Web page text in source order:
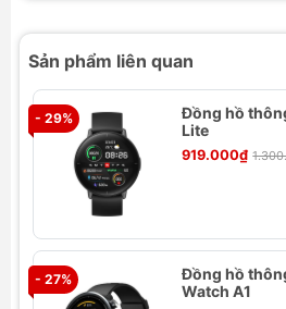
Sản phẩm liên quan
- 29%
Đồng hồ
Lite
919.000₫
- 27%
Đồng hồ
Watch A1